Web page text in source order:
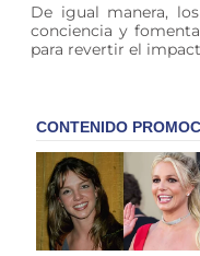
De igual manera,
conciencia y
para revertir el